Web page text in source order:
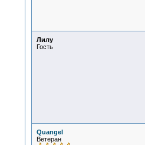
Лилу
Гость
Quangel
Ветеран